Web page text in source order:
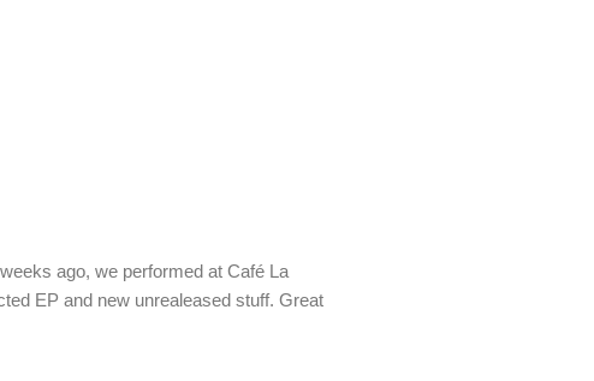
ago, we performed at Café La
EP and new unrealeased stuff. Great